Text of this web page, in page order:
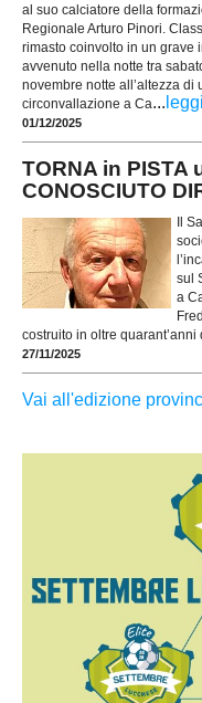
al suo calciatore della
Regionale Arturo Pinori.
rimasto coinvolto in un grave
avvenuto nella notte tra
novembre notte all’altezza di
circonvallazione a Ca... leggi
01/12/2025
TORNA in PISTA
CONOSCIUTO
Il
sul
a
costruito in oltre
27/11/2025
Vai all'edizione